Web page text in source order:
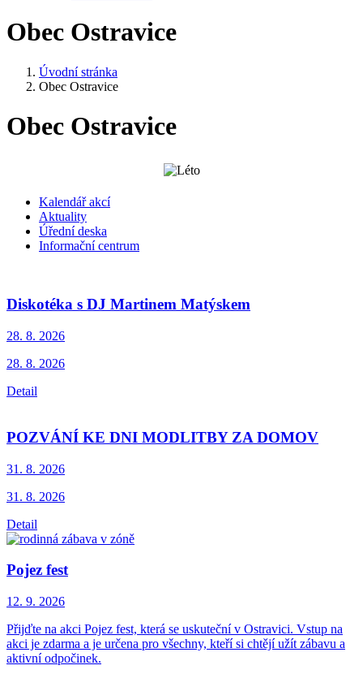
Obec Ostravice
Úvodní stránka
Obec Ostravice
Obec Ostravice
Kalendář akcí
Aktuality
Úřední deska
Informační centrum
Diskotéka s DJ Martinem Matýskem
28. 8. 2026
28. 8. 2026
Detail
POZVÁNÍ KE DNI MODLITBY ZA DOMOV
31. 8. 2026
31. 8. 2026
Detail
Pojez fest
12. 9. 2026
Přijďte na akci Pojez fest, která se uskuteční v Ostravici. Vstup na
akci je zdarma a je určena pro všechny, kteří si chtějí užít zábavu a
aktivní odpočinek.